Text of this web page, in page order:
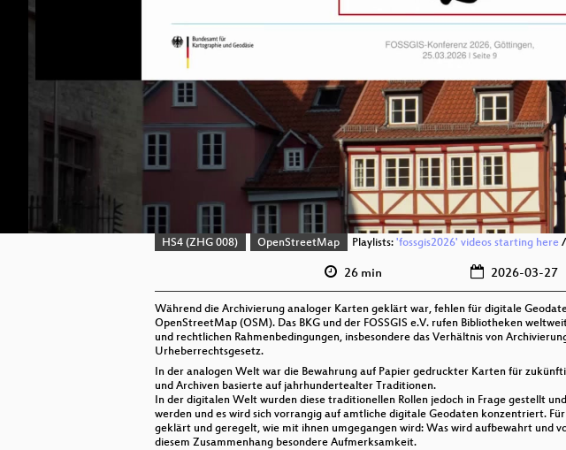
HS4 (ZHG 008) OpenStreetMap Playlists: 'fossgis2026' videos starting here/
26 min 2026-03-27
Während die Archivierung analoger Karten geklärt war, fehlen für digitale
OpenStreetMap (OSM). Das BKG und der FOSSGIS e.V. rufen Bibliotheken
und rechtlichen Rahmenbedingungen, insbesondere das Verhältnis von
Urheberrechtsgesetz.
In der analogen Welt war die Bewahrung auf Papier gedruckter Karten für
und Archiven basierte auf jahrhundertealter Traditionen.
In der digitalen Welt wurden diese traditionellen Rollen jedoch in Frage gestellt
werden und es wird sich vorrangig auf amtliche digitale Geodaten konzentriert.
geklärt und geregelt, wie mit ihnen umgegangen wird: Was wird aufbewahrt und
diesem Zusammenhang besondere Aufmerksamkeit.